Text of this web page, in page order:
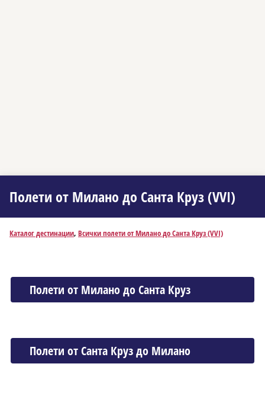
Полети от Миланo до Санта Круз (VVI)
Каталог дестинации, Всички полети от Миланo до Санта Круз (VVI)
Полети от Миланo до Санта Круз
Полети от Санта Круз до Миланo